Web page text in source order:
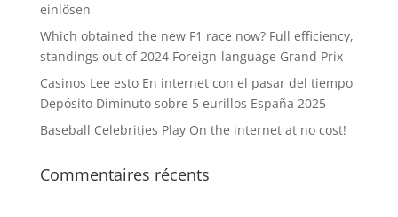
einlösen
Which obtained the new F1 race now? Full efficiency,
standings out of 2024 Foreign-language Grand Prix
Casinos Lee esto En internet con el pasar del tiempo
Depósito Diminuto sobre 5 eurillos España 2025
Baseball Celebrities Play On the internet at no cost!
Commentaires récents